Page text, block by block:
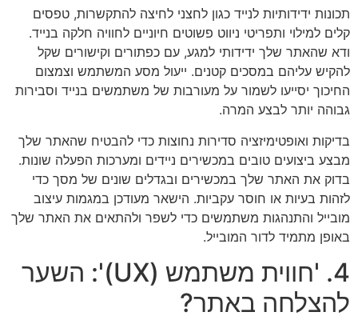
תכונות ידידותיות לנייד כגון לחצני לחיצה להתקשרות, טפסים
קלים למילוי ותפריטי ניווט פשוטים חיוניים לחוויה חלקה בנייד.
ודא שהאתר שלך ידידותי למגע, עם כפתורים וקישורים שקל
להקיש עליהם במסכים קטנים. ייעול מסע המשתמש וצמצום
החיכוך יסייעו לשמור על מעורבות של משתמשים בנייד וסבירות
גבוהה יותר לבצע המרה.
בדיקות ואופטימיזציה סדירות נחוצות כדי להבטיח שהאתר שלך
מבצע ביצועים טובים במכשירים ניידים ומערכות הפעלה שונות.
בדוק את האתר שלך במכשירים ובגדלים שונים של מסך כדי
לזהות בעיות או חוסר עקביות. הישאר מעודכן במגמות עיצוב
מובייל והתנהגות משתמשים כדי לשפר ולהתאים את האתר שלך
באופן מתמיד לדור המובייל.
4. 'חווית משתמש (UX)': השער
להצלחה באתר?